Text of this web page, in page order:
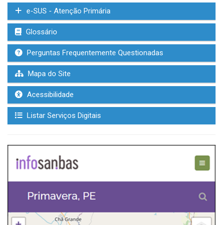
e-SUS - Atenção Primária
Glossário
Perguntas Frequentemente Questionadas
Mapa do Site
Acessibilidade
Listar Serviços Digitais